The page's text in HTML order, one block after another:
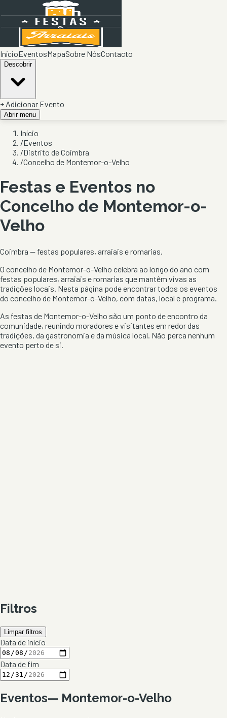
InícioEventosMapaSobre NósContacto
Descobrir
+ Adicionar Evento
Abrir menu
Início
/Eventos
/Distrito de Coimbra
/Concelho de Montemor-o-Velho
Festas e Eventos no
Concelho de Montemor-o-
Velho
Coimbra — festas populares, arraiais e romarias.
O concelho de Montemor-o-Velho celebra ao longo do ano com
festas populares, arraiais e romarias que mantêm vivas as
tradições locais. Nesta página pode encontrar todos os eventos
do concelho de Montemor-o-Velho, com datas, local e programa.
As festas de Montemor-o-Velho são um ponto de encontro da
comunidade, reunindo moradores e visitantes em redor das
tradições, da gastronomia e da música local. Não perca nenhum
evento perto de si.
Filtros
Limpar filtros
Data de início
Data de fim
Eventos— Montemor-o-Velho